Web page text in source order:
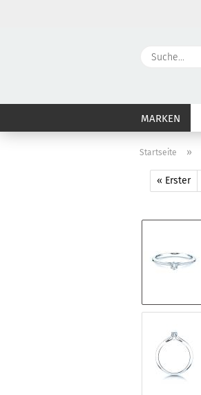
MARKEN
Startseite »
« Erster